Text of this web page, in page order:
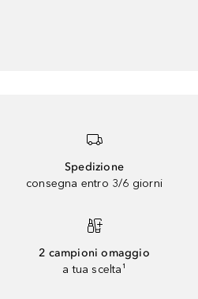
Spedizione
consegna entro 3/6 giorni
2 campioni omaggio
a tua scelta¹